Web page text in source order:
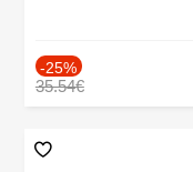
-25%
35.54€